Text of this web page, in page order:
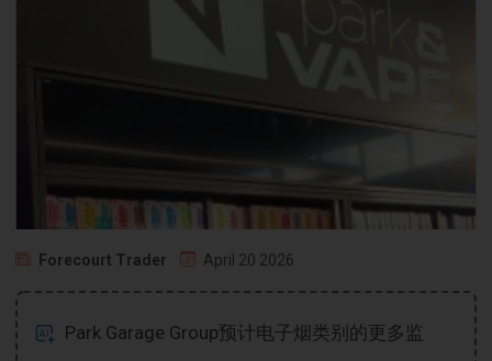
Forecourt Trader April 20 2026
Park Garage Group预计电子烟类别的更多监